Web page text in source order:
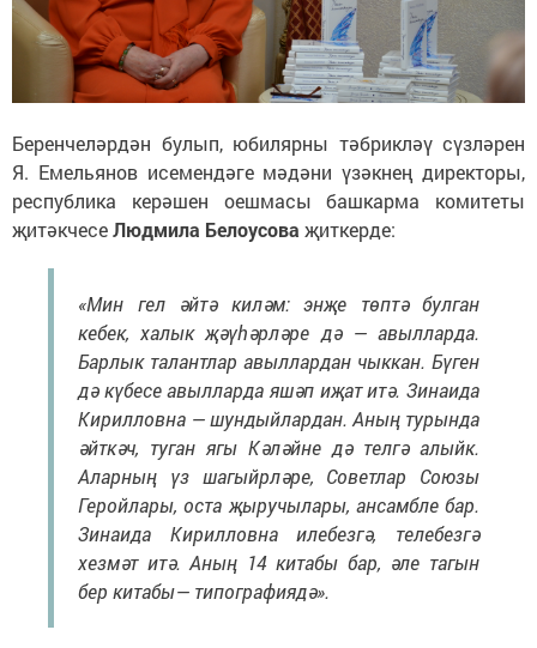
Беренчеләрдән булып, юбилярны тәбрикләү сүзләрен
Я. Емельянов исемендәге мәдәни үзәкнең директоры,
республика керәшен оешмасы башкарма комитеты
җитәкчесеЛюдмила Белоусова җиткерде:
«Мин гел әйтә киләм: энҗе төптә булган
кебек, халык җәүһәрләре дә — авылларда.
Барлык талантлар авыллардан чыккан. Бүген
дә күбесе авылларда яшәп иҗат итә. Зинаида
Кирилловна — шундыйлардан. Аның турында
әйткәч, туган ягы Кәләйне дә телгә алыйк.
Аларның үз шагыйрләре, Советлар Союзы
Геройлары, оста җыручылары, ансамбле бар.
Зинаида Кирилловна илебезгә, телебезгә
хезмәт итә. Аның 14 китабы бар, әле тагын
бер китабы— типографиядә».